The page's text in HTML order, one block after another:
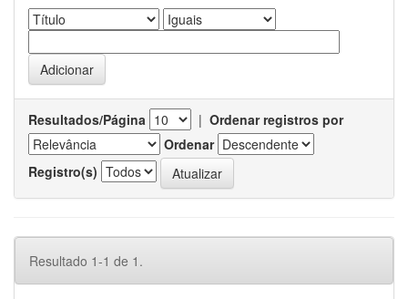
Resultados/Página | Ordenar registros por
Ordenar
Registro(s)
Resultado 1-1 de 1.